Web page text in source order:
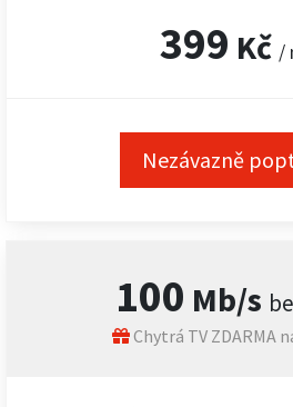
399 Kč /
Nezávazně
100 Mb/s
Chytrá TV ZDARMA